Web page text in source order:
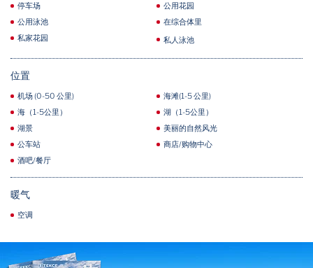
停车场
公用花园
公用泳池
在综合体里
私家花园
私人泳池
位置
机场 (0-50 公里)
海滩(1-5 公里)
海（1-5公里）
湖（1-5公里）
湖景
美丽的自然风光
公车站
商店/购物中心
酒吧/餐厅
暖气
空调